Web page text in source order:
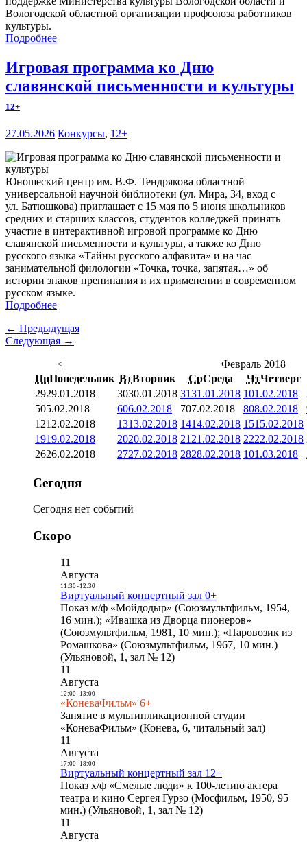
Вологодской областной организации профсоюза работников
культуры.
Подробнее
Игровая программа ко Дню
славянской письменности и культуры
12+
27.05.2026 Конкурсы, 12+
Юношеский центр им. В.Ф. Тендрякова областной
универсальной научной библиотеки (ул. Мира, 34, вход с
ул. Батюшкова) приглашает с 15 мая по 5 июня школьников
средних и старших классов, студентов колледжей принять
участие в интерактивной игровой программе ко Дню
славянской письменности и культуры, а также ко Дню
русского языка «Тайны русского алфавита» и на час
занимательной филологии «Точка, точка, запятая…» об
истории знаков препинания и их применении в современном
русском языке.
Подробнее
← Предыдущая
Следующая →
<
Февраль 2018
ПнПонедельник ВтВторник СрСреда ЧтЧетверг
2929.01.2018 3030.01.2018 3131.01.2018 101.02.2018
505.02.2018 606.02.2018 707.02.2018 808.02.2018
1212.02.2018 1313.02.2018 1414.02.2018 1515.02.2018
1919.02.2018 2020.02.2018 21 21.02.2018 2222.02.2018
2626.02.2018 2727.02.2018 2828.02.2018 101.03.2018
Сегодня
Сегодня нет событий
Скоро
11
Августа
11:30- 12:30
Виртуальный концертный зал 0+
Показ м/ф «Мойдодыр» (Союзмультфильм, 1954,
16 мин.); «Ивашка из Дворца пионеров»
(Союзмультфильм, 1981, 10 мин.); «Паровозик из
Ромашкова» (Союзмультфильм, 1967, 10 мин.)
(Ульяновой, 1, зал № 12)
11
Августа
12:00- 13:00
«КоневаФильм» 6+
Занятие в мультипликационной студии
«КоневаФильм» (Конева, 6, читальный зал)
11
Августа
17:00- 18:00
Виртуальный концертный зал 12+
Показ х/ф «Смелые люди» к 100-летию актера
театра и кино Сергея Гурзо (Мосфильм, 1950, 95
мин.) (Ульяновой, 1, зал № 12)
11
Августа